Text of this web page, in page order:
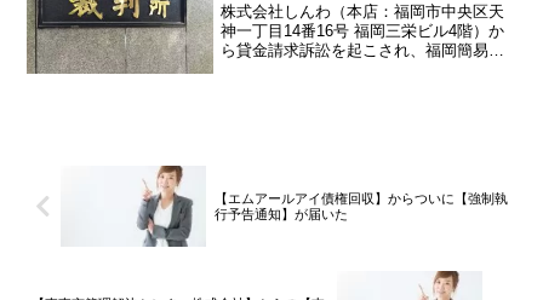
株式会社しんわ（本店：福岡市中央区天
神一丁目14番16号 福岡三栄ビル4階）か
ら貸金請求訴訟を起こされ、福岡簡易裁
【エムアールアイ債権回収】からついに【強制執
行予告通知】が届いた